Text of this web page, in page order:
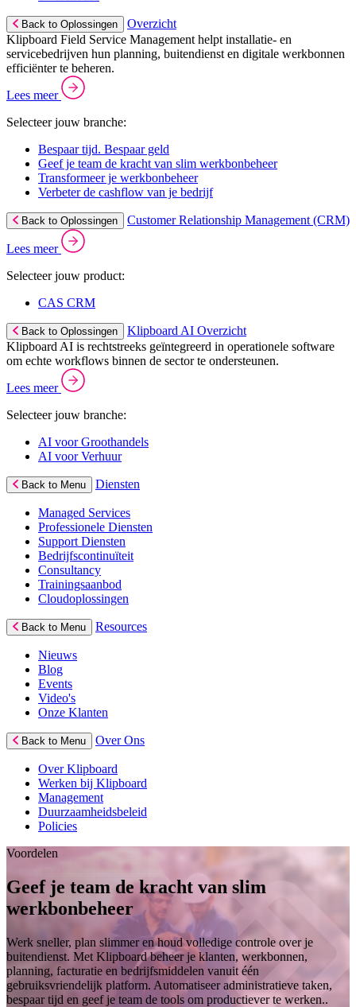
Back to Oplossingen
Overzicht
Klipboard Field Service Management helpt installatie- en
servicebedrijven hun planning, buitendienst en digitale werkbonnen
efficiënter te beheren.
Lees meer
Selecteer jouw branche:
Bespaar tijd. Bespaar geld
Geef je team de kracht van slim werkbonbeheer
Transformeer je werkbonbeheer
Verbeter de cashflow van je bedrijf
Back to Oplossingen Customer Relationship Management (CRM)
Lees meer
Selecteer jouw product:
CAS CRM
Back to Oplossingen
Klipboard AI Overzicht
Klipboard AI is rechtstreeks geïntegreerd in operationele software
om echte workflows binnen de sector te ondersteunen.
Lees meer
Selecteer jouw branche:
AI voor Groothandels
AI voor Verhuur
Back to Menu Diensten
Managed Services
Professionele Diensten
Support Diensten
Bedrijfscontinuïteit
Consultancy
Trainingsaanbod
Cloudoplossingen
Back to Menu Resources
Nieuws
Blog
Events
Video's
Onze Klanten
Back to Menu Over Ons
Over Klipboard
Werken bij Klipboard
Management
Duurzaamheidsbeleid
Policies
Voordelen
Geef je team de kracht van slim
werkbonbeheer
Werk sneller, plan slimmer en houd volledige controle over je
buitendienst. Met Klipboard beheer je klanten, werkbonnen,
planning, facturatie en bedrijfsmiddelen vanuit één
gebruiksvriendelijk platform. Automatiseer administratieve taken,
bespaar tijd en geef je team de tools om productiever te werken..